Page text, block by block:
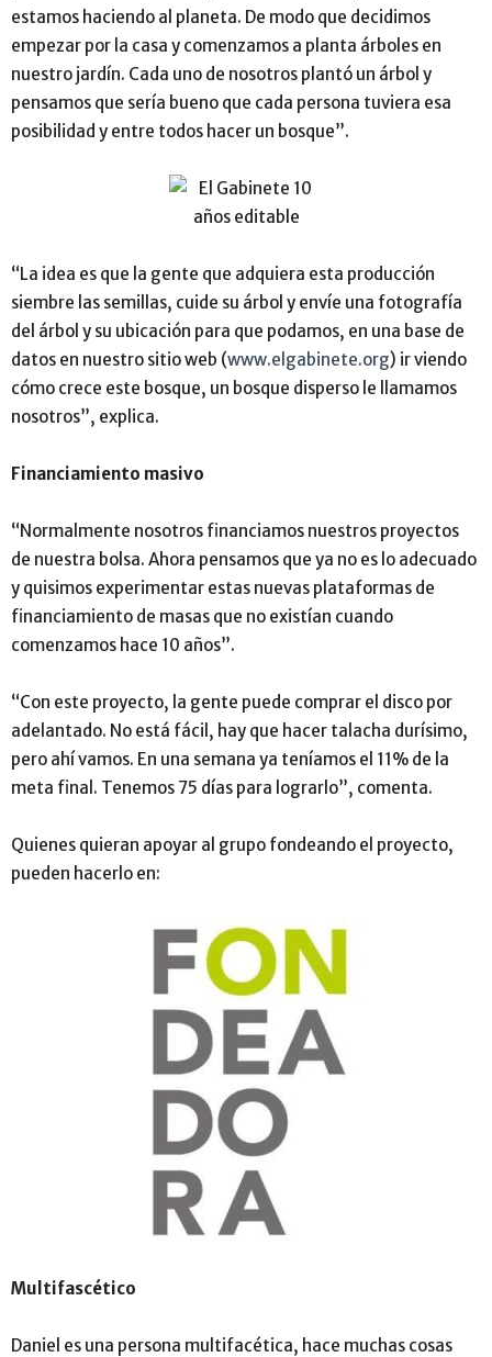
estamos haciendo al planeta. De modo que decidimos
empezar por la casa y comenzamos a planta árboles en
nuestro jardín. Cada uno de nosotros plantó un árbol y
pensamos que sería bueno que cada persona tuviera esa
posibilidad y entre todos hacer un bosque”.
“La idea es que la gente que adquiera esta producción
siembre las semillas, cuide su árbol y envíe una fotografía
del árbol y su ubicación para que podamos, en una base de
datos en nuestro sitio web (www.elgabinete.org) ir viendo
cómo crece este bosque, un bosque disperso le llamamos
nosotros”, explica.
Financiamiento masivo
“Normalmente nosotros financiamos nuestros proyectos
de nuestra bolsa. Ahora pensamos que ya no es lo adecuado
y quisimos experimentar estas nuevas plataformas de
financiamiento de masas que no existían cuando
comenzamos hace 10 años”.
“Con este proyecto, la gente puede comprar el disco por
adelantado. No está fácil, hay que hacer talacha durísimo,
pero ahí vamos. En una semana ya teníamos el 11% de la
meta final. Tenemos 75 días para lograrlo”, comenta.
Quienes quieran apoyar al grupo fondeando el proyecto,
pueden hacerlo en:
Multifascético
Daniel es una persona multifacética, hace muchas cosas